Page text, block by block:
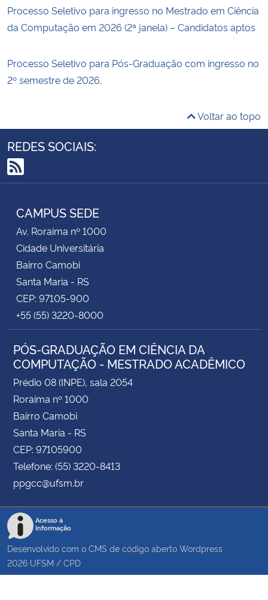
Processo Seletivo para ingresso no Mestrado em Ciência
da Computação em 2026 (2ª janela) – Candidatos aptos
Processo Seletivo para Pós-Graduação com ingresso no
2º semestre de 2026.
Voltar ao topo
REDES SOCIAIS:
RSS
CAMPUS SEDE
Av. Roraima nº 1000
Cidade Universitária
Bairro Camobi
Santa Maria - RS
CEP: 97105-900
+55 (55) 3220-8000
PÓS-GRADUAÇÃO EM CIÊNCIA DA
COMPUTAÇÃO - MESTRADO ACADÊMICO
Prédio 08 (INPE), sala 2054
Roraima nº 1000
Bairro Camobi
Santa Maria - RS
CEP: 97105900
Telefone: (55) 3220-8413
ppgcc@ufsm.br
Acesso à
Informação
Desenvolvido com o CMS de código aberto Wordpress
2026 UFSM / CPD